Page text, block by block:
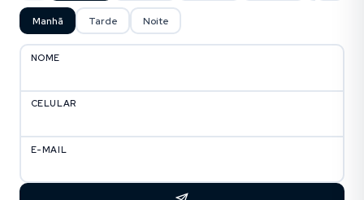
Manhã Tarde Noite
NOME
CELULAR
E-MAIL